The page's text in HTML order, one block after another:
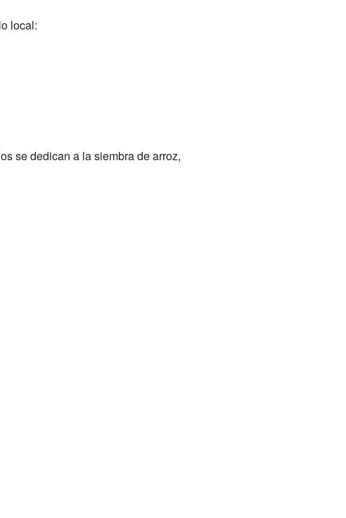
local:
se dedican a la siembra de arroz,